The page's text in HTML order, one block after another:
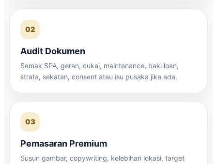
02
Audit Dokumen
Semak SPA, geran, cukai, maintenance, baki loan,
strata, sekatan, consent atau isu pusaka jika ada.
03
Pemasaran Premium
Susun gambar, copywriting, kelebihan lokasi, target